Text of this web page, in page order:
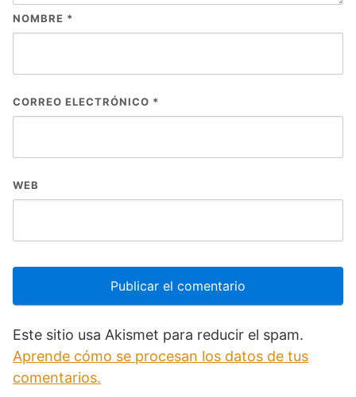
NOMBRE *
CORREO ELECTRÓNICO *
WEB
Este sitio usa Akismet para reducir el spam.
Aprende cómo se procesan los datos de tus
comentarios.